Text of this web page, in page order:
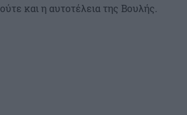
ούτε και η αυτοτέλεια της Βουλής.